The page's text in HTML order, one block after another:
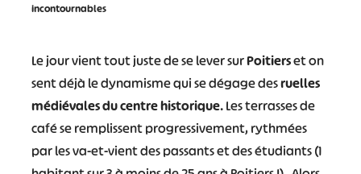
incontournables
Le jour vient tout juste de se lever surPoitierset on
sent déjà le dynamisme qui se dégage desruelles
médiévales du centre historique. Les terrasses de
café se remplissent progressivement, rythmées
par les va-et-vient des passants et des étudiants (1